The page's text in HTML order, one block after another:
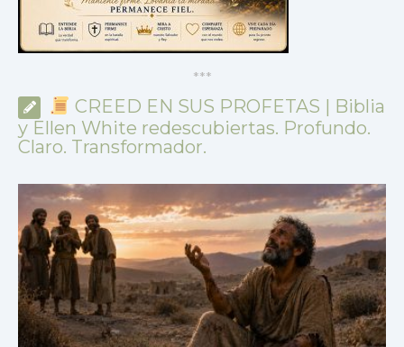
***
CREED EN SUS PROFETAS | Biblia
y Ellen White redescubiertas. Profundo.
Claro. Transformador.